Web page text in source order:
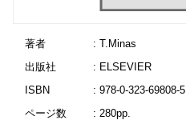
著者
: T.Minas
出版社
: ELSEVIER
ISBN
: 978-0-323-69808-5
ページ数
: 280pp.